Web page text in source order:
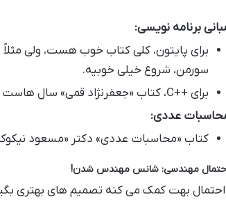
برنامه نویسی:
سورمن، شروع خیلی خوبیه.
برای ++C، کتاب «جعفرنژاد قمی» سال هاست که منبع اصلی تو دانشگاه های ایرانه.
عددی:
کتاب «محاسبات عددی» دکتر «مسعود
احتمال مهندسی: شانس مهندس شدن!
احتمال بهت کمک می کنه تصمیم های بهتری